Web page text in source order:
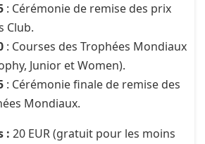
: Cérémonie de remise des prix
Club.
: Courses des Trophées Mondiaux
Junior et Women).
: Cérémonie finale de remise des
Mondiaux.
: 20 EUR (gratuit pour les moins